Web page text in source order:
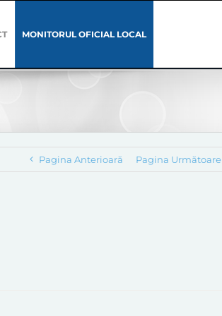
MONITORUL OFICIAL LOCAL
Pagina Anterioară Pagina Următoare